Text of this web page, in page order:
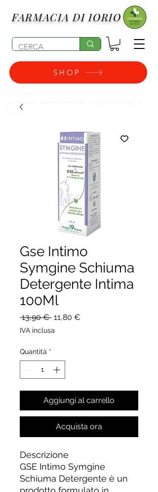
FARMACIA DI IORIO
SHOP
pannolini, possono subire degli aumenti di
costo)
Gse Intimo
Symgine Schiuma
Detergente Intima
100Ml
13,90 € Prezzo
11,80 €
IVA inclusa
Quantità *
Aggiungi al carrello
Acquista ora
Descrizione
GSE Intimo Symgine
Schiuma Detergente è un